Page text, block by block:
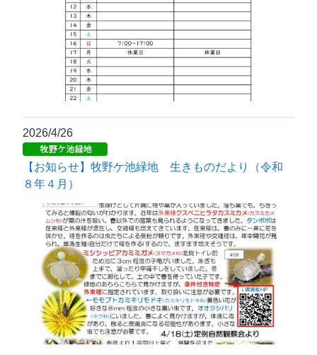
2026/4/26
【お知らせ】牧野ケ池緑地 生きものだより（令和
８年４月）